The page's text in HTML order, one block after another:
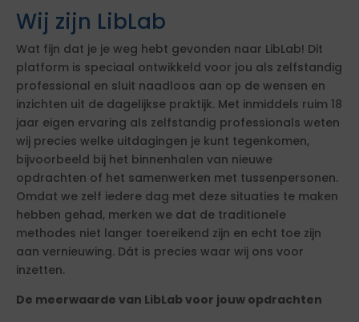
Wij zijn LibLab
Wat fijn dat je je weg hebt gevonden naar LibLab! Dit
platform is speciaal ontwikkeld voor jou als zelfstandig
professional en sluit naadloos aan op de wensen en
inzichten uit de dagelijkse praktijk. Met inmiddels ruim 18
jaar eigen ervaring als zelfstandig professionals weten
wij precies welke uitdagingen je kunt tegenkomen,
bijvoorbeeld bij het binnenhalen van nieuwe
opdrachten of het samenwerken met tussenpersonen.
Omdat we zelf iedere dag met deze situaties te maken
hebben gehad, merken we dat de traditionele
methodes niet langer toereikend zijn en echt toe zijn
aan vernieuwing. Dát is precies waar wij ons voor
inzetten.
De meerwaarde van LibLab voor jouw opdrachten